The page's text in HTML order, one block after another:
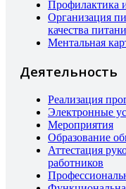
Профилактика
Организация
качества
Ментальная
Деятельность
Реализация
Электронные
Мероприятия
Образование
Аттестация
работников